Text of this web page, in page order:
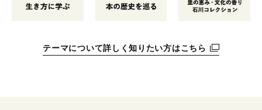
テーマについて詳しく知りたい方はこちら